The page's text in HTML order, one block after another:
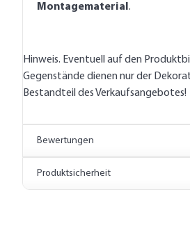
Montagematerial .
Hinweis. Eventuell auf den
Gegenstände dienen nur der
Bestandteil des Verkaufsangebotes!
Bewertungen
Produktsicherheit